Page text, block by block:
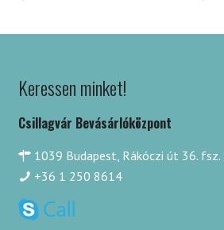
Keressen minket!
Csillagvár Bevásárlóközpont
1039 Budapest, Rákóczi út 36. fsz.
+36 1 250 8614